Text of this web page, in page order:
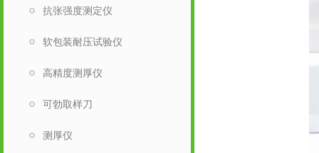
抗张强度测定仪
软包装耐压试验仪
高精度测厚仪
可勃取样刀
测厚仪